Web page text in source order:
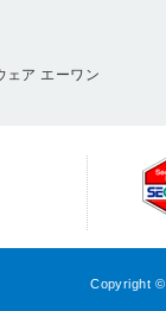
ェア エーワン
Copyright ©